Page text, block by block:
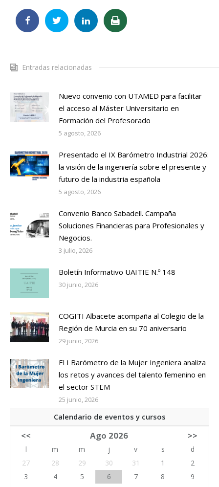
Entradas relacionadas
Nuevo convenio con UTAMED para facilitar
el acceso al Máster Universitario en
Formación del Profesorado
5 agosto, 2026
Presentado el IX Barómetro Industrial 2026:
la visión de la ingeniería sobre el presente y
futuro de la industria española
5 agosto, 2026
Convenio Banco Sabadell. Campaña
Soluciones Financieras para Profesionales y
Negocios.
3 julio, 2026
Boletín Informativo UAITIE N.º 148
30 junio, 2026
COGITI Albacete acompaña al Colegio de la
Región de Murcia en su 70 aniversario
29 junio, 2026
El I Barómetro de la Mujer Ingeniera analiza
los retos y avances del talento femenino en
el sector STEM
25 junio, 2026
Calendario de eventos y cursos
<< Ago 2026 >>
l m m j v s
d
27
28 29 30 31 1
2
3
4 5 6 7 8
9